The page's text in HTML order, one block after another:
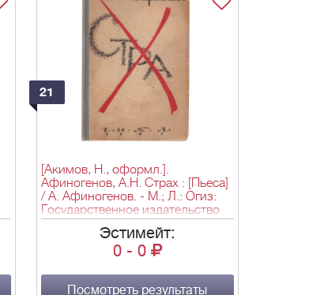
21
[Акимов, Н., оформл.].
Афиногенов, А.Н. Страх : [Пьеса]
/ А. Афиногенов. - М.; Л.: Огиз:
Государственное издательство
художественой литературы,
1931. - 88 с.: ил.; 19,8х13,6 см. -
Эстимейт:
0- 0
Посмотреть результаты